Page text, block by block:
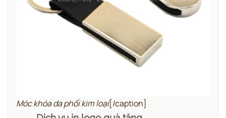
Móc khóa da phối kim loại[/caption]